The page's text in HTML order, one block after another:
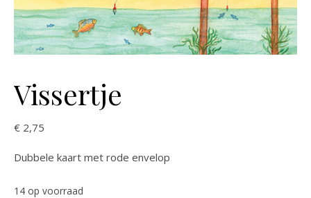
Vissertje
€ 2,75
Dubbele kaart met rode envelop
14 op voorraad